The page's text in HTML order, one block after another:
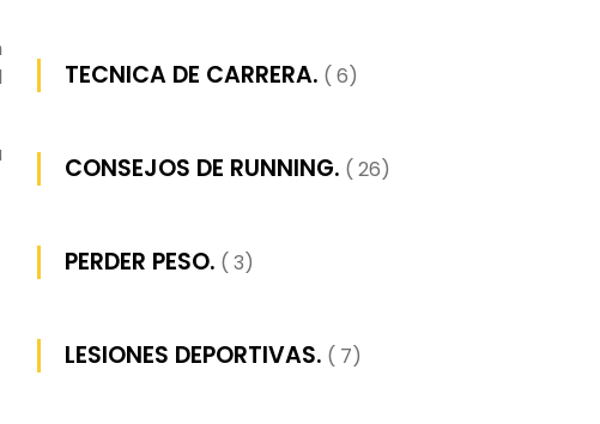
TECNICA DE CARRERA. ( 6)
CONSEJOS DE RUNNING. ( 26)
PERDER PESO. ( 3)
LESIONES DEPORTIVAS. ( 7)